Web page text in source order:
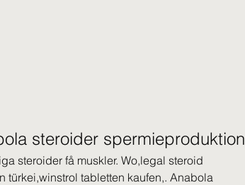
steroider spermieproduktion
steroider få muskler. Wo,legal steroid
tabletten kaufen,. Anabola